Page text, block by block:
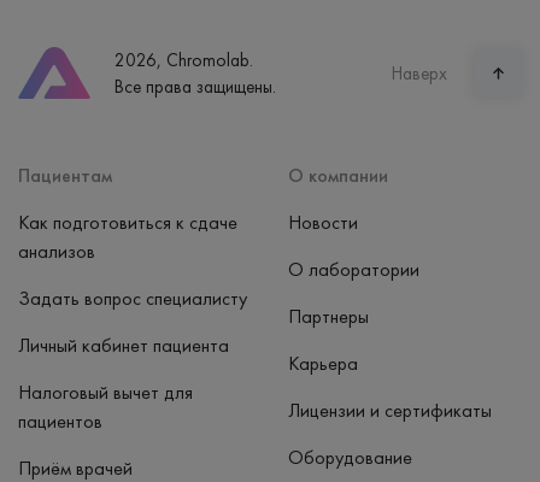
Часы работы
пн-вс: 7:30-15:00
2026, Chromolab.
Все права защищены.
Наверх
Пациентам
Как подготовиться к сдаче
анализов
Задать вопрос специалисту
Личный кабинет пациента
Налоговый вычет для
пациентов
Приём врачей
О компании
Новости
О лаборатории
Партнеры
Карьера
Лицензии и сертификаты
Оборудование